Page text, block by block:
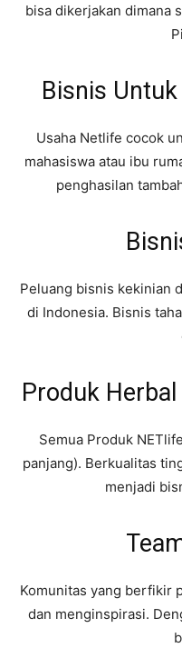
bisa dikerjakan dimana
Bisnis
Usaha Netlife cocok
mahasiswa atau ibu
penghasilan
Peluang bisnis kekinian
di Indonesia. Bisnis
Produk
Semua Produk
panjang). Berkualitas
menjadi
Komunitas yang berfikir
dan menginspirasi.